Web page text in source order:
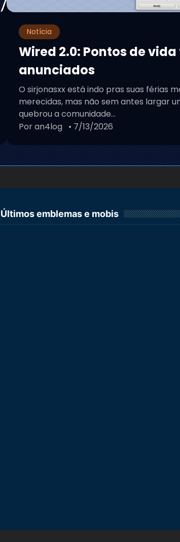
Notícia
Wired 2.0: Pontos de
anunciados
O sirjonasxx está indo pras suas férias
merecidas, mas não sem antes largar
quebrou a comunidade...
Por an4log • 7/13/2026
Últimos emblemas e mobis